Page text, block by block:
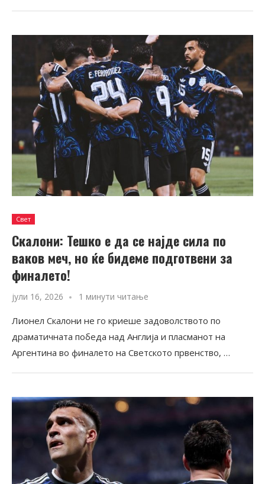
Свет
Скалони: Тешко е да се најде сила по
ваков меч, но ќе бидеме подготвени за
финалето!
јули 16, 2026 1 минути читање
Лионел Скалони не го криеше задоволството по
драматичната победа над Англија и пласманот на
Аргентина во финалето на Светското првенство, …